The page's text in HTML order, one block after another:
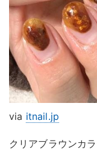
via itnail.jp
クリアブラウンカ